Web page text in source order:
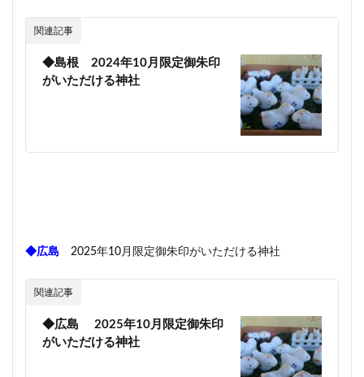
関連記事
◆島根 2024年10月限定御朱印
がいただける神社
◆広島 2025年10月限定御朱印がいただける神社
関連記事
◆広島 2025年10月限定御朱印
がいただける神社